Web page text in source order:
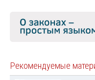
Рекомендуемые